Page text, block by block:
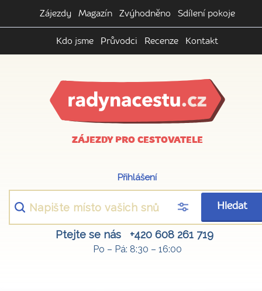
Zájezdy Magazín Zvýhodněno Sdílení pokoje
Kdo jsme Průvodci Recenze Kontakt
ZÁJEZDY PRO CESTOVATELE
Přihlášení
Hledat
Ptejte se nás +420 608 261 719
Po – Pá: 8:30 – 16:00